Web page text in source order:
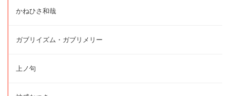
かねひさ和哉
ガブリイズム・ガブリメリー
上ノ句